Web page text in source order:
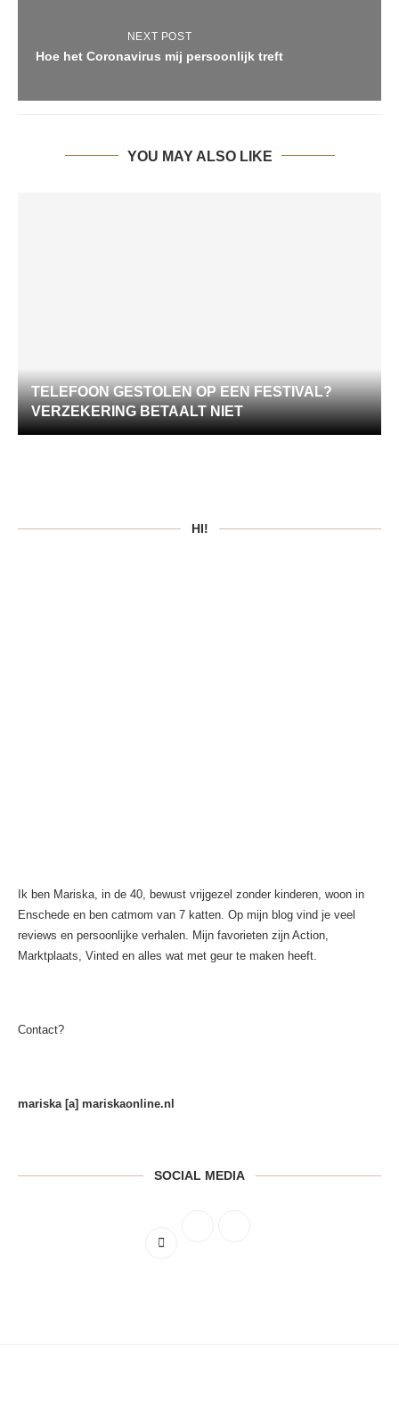
NEXT POST
Hoe het Coronavirus mij persoonlijk treft
YOU MAY ALSO LIKE
TELEFOON GESTOLEN OP EEN FESTIVAL?
VERZEKERING BETAALT NIET
HI!
Ik ben Mariska, in de 40, bewust vrijgezel zonder kinderen, woon in
Enschede en ben catmom van 7 katten. Op mijn blog vind je veel
reviews en persoonlijke verhalen. Mijn favorieten zijn Action,
Marktplaats, Vinted en alles wat met geur te maken heeft.
Contact?
mariska [a] mariskaonline.nl
SOCIAL MEDIA